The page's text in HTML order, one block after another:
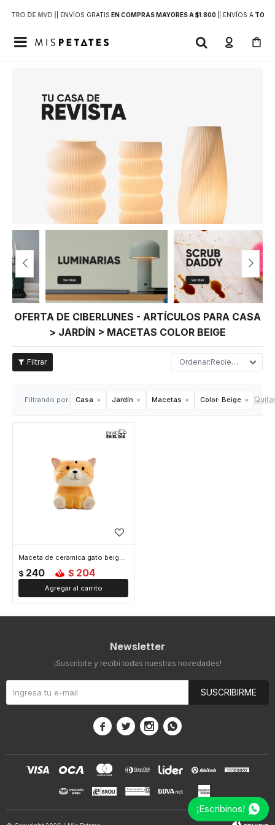
DE MVD | | ENVÍOS GRATIS EN COMPRAS MAYORES A $1.800 | ENVÍOS ATODO

OFERTA DE CIBERLUNES - ARTÍCULOS PARA CASA
> JARDÍN > MACETAS COLOR BEIGE
Recientes
Filtrando por: Casa Jardín Macetas Color: Beige
Maceta de ceramica gato beige - Beige
$ 240 $ 204
Newsletter
¡Suscribite y recibí todas nuestras novedades!
SUSCRIBIRME
   
¡Escribinos!